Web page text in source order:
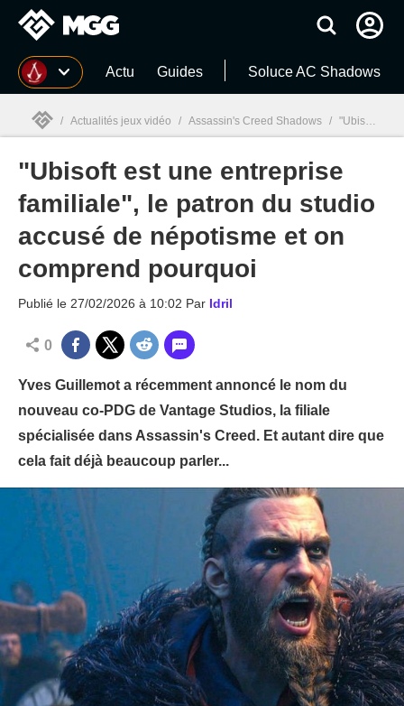
MGG Actu Guides Soluce AC Shadows
MGG
/ Actualités jeux vidéo / Assassin's Creed Shadows / "Ubisoft est une entreprise familiale", le patron du studio accusé de népotisme et on comprend pourquoi
"Ubisoft est une entreprise
familiale", le patron du studio
accusé de népotisme et on
comprend pourquoi
Publié le 27/02/2026 à 10:02 Par Idril
0
Yves Guillemot a récemment annoncé le nom du
nouveau co-PDG de Vantage Studios, la filiale
spécialisée dans Assassin's Creed. Et autant dire que
cela fait déjà beaucoup parler...